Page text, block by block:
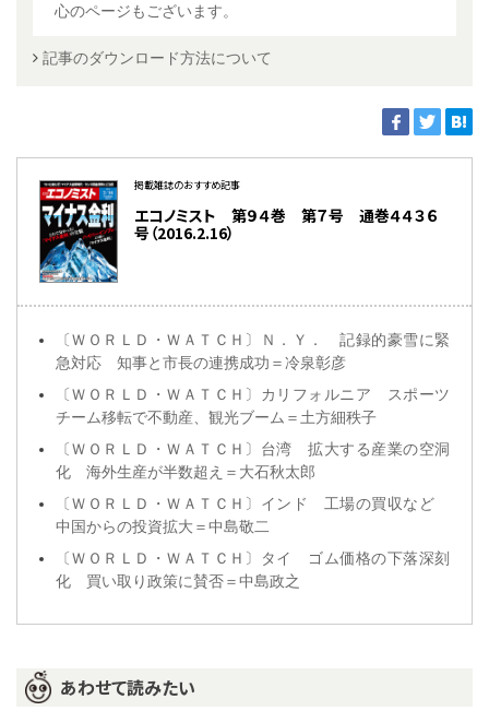
心のページもございます。
記事のダウンロード方法について
掲載雑誌のおすすめ記事
エコノミスト 第９４巻 第７号 通巻４４３６
号（2016.2.16）
〔ＷＯＲＬＤ・ＷＡＴＣＨ〕Ｎ．Ｙ． 記録的豪雪に緊
急対応 知事と市長の連携成功＝冷泉彰彦
〔ＷＯＲＬＤ・ＷＡＴＣＨ〕カリフォルニア スポーツ
チーム移転で不動産、観光ブーム＝土方細秩子
〔ＷＯＲＬＤ・ＷＡＴＣＨ〕台湾 拡大する産業の空洞
化 海外生産が半数超え＝大石秋太郎
〔ＷＯＲＬＤ・ＷＡＴＣＨ〕インド 工場の買収など
中国からの投資拡大＝中島敬二
〔ＷＯＲＬＤ・ＷＡＴＣＨ〕タイ ゴム価格の下落深刻
化 買い取り政策に賛否＝中島政之
あわせて読みたい